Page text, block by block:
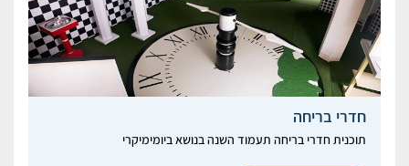
חדרי בריחה
תוכנית חדרי בריחה תעמוד השנה בנושא ביומימיקרי